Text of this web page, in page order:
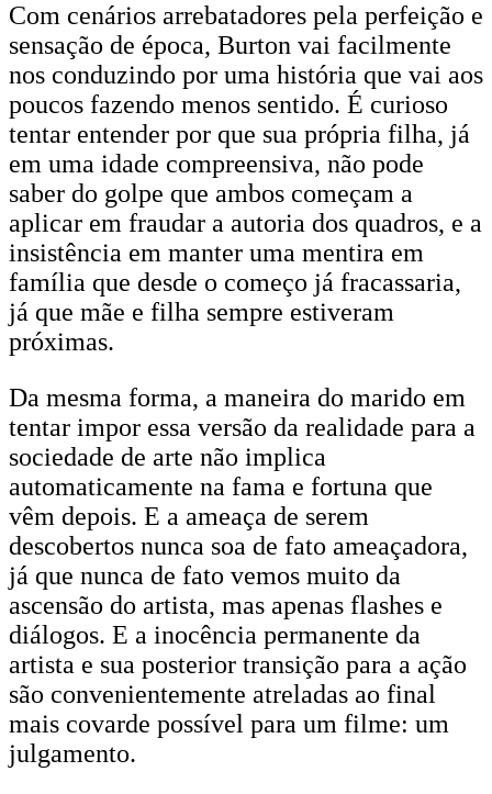
Com cenários arrebatadores pela perfeição e
sensação de época, Burton vai facilmente
nos conduzindo por uma história que vai aos
poucos fazendo menos sentido. É curioso
tentar entender por que sua própria filha, já
em uma idade compreensiva, não pode
saber do golpe que ambos começam a
aplicar em fraudar a autoria dos quadros, e a
insistência em manter uma mentira em
família que desde o começo já fracassaria,
já que mãe e filha sempre estiveram
próximas.
Da mesma forma, a maneira do marido em
tentar impor essa versão da realidade para a
sociedade de arte não implica
automaticamente na fama e fortuna que
vêm depois. E a ameaça de serem
descobertos nunca soa de fato ameaçadora,
já que nunca de fato vemos muito da
ascensão do artista, mas apenas flashes e
diálogos. E a inocência permanente da
artista e sua posterior transição para a ação
são convenientemente atreladas ao final
mais covarde possível para um filme: um
julgamento.